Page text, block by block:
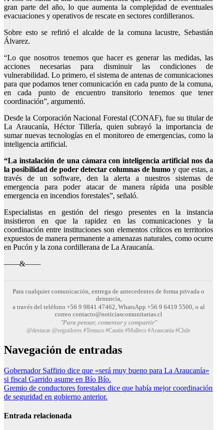
gran parte del año, lo que aumenta la complejidad de eventuales
evacuaciones y operativos de rescate en sectores cordilleranos.
Sobre esto se refirió el alcalde de la comuna lacustre, Sebastián
Álvarez.
“Lo que nosotros tenemos que hacer es generar las medidas, las
acciones necesarias para disminuir las condiciones de
vulnerabilidad. Lo primero, el sistema de antenas de comunicaciones
para que podamos tener comunicación en cada punto de la comuna,
en cada punto de encuentro transitorio tenemos que tener
coordinación”, argumentó.
Desde la Corporación Nacional Forestal (CONAF), fue su titular de
La Araucanía, Héctor Tillería, quien subrayó la importancia de
sumar nuevas tecnologías en el monitoreo de emergencias, como la
inteligencia artificial.
“La instalación de una cámara con inteligencia artificial nos da
la posibilidad de poder detectar columnas de humo y que estas, a
través de un software, den la alerta a nuestros sistemas de
emergencia para poder atacar de manera rápida una posible
emergencia en incendios forestales”, señaló.
Especialistas en gestión del riesgo presentes en la instancia
insistieron en que la rapidez en las comunicaciones y la
coordinación entre instituciones son elementos críticos en territorios
expuestos de manera permanente a amenazas naturales, como ocurre
en Pucón y la zona cordillerana de La Araucanía.
——&——
Para cualquier comunicación, entrega de antecedentes de forma privada o
denuncia,
a través del teléfono +56 9 9841 47462, WhatsApp +56 9 6419 5500, o al
correo contacto@noticiascomunitarias.cl
"Para pensar, comentar y compartir"
@destacar @seguidores #Temuco #Cautin #Malleco #Araucanía #Chile
Navegación de entradas
Gobernador Saffirio dice que «será muy bueno para La Araucanía»
si fiscal Garrido asume en Bío Bío.
Gremio de conductores forestales dice que había mejor coordinación
de seguridad en gobierno anterior.
Entrada relacionada